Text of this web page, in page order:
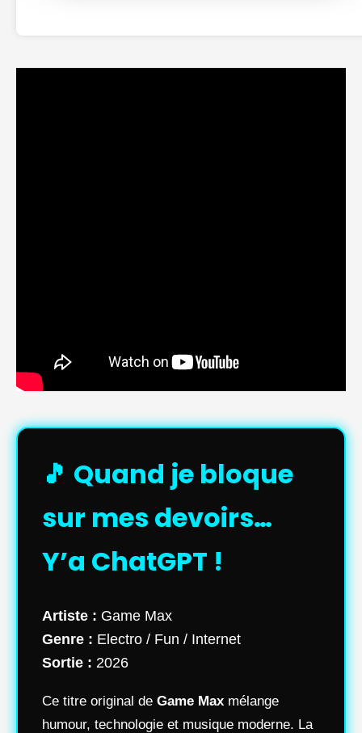
🎵 Quand je bloque
sur mes devoirs…
Y’a ChatGPT !
Artiste : Game Max
Genre : Electro / Fun / Internet
Sortie : 2026
Ce titre original de Game Max mélange
humour, technologie et musique moderne. La